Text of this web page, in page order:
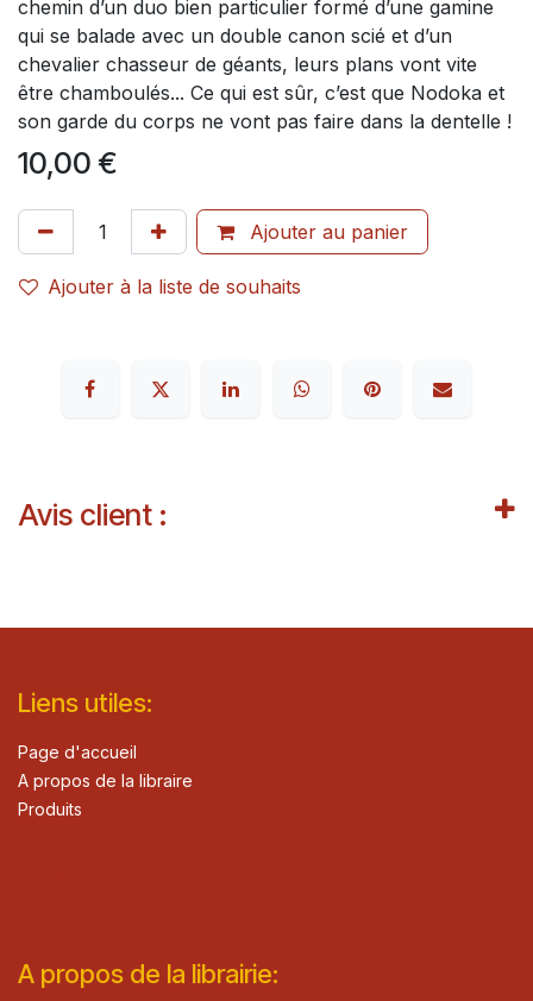
chemin d’un duo bien particulier formé d’une gamine
qui se balade avec un double canon scié et d’un
chevalier chasseur de géants, leurs plans vont vite
être chamboulés... Ce qui est sûr, c’est que Nodoka et
son garde du corps ne vont pas faire dans la dentelle !
10,00 €
Ajouter au panier
Ajouter à la liste de souhaits
Avis client :
Lie​ns utiles:
Page d'accueil
A propos de la libraire
Produits
A propos de la librairie: